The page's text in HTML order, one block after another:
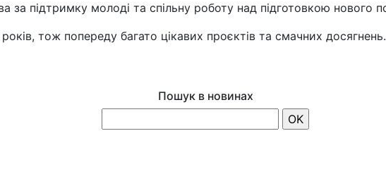
за підтримку молоді та спільну роботу над підготовкою нового
тож попереду багато цікавих проєктів та смачних досягнень.
Пошук в новинах